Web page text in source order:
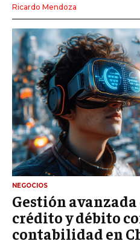
Ricardo Mendoza
NEGOCIOS
Gestión avanzada
crédito y débito
contabilidad en